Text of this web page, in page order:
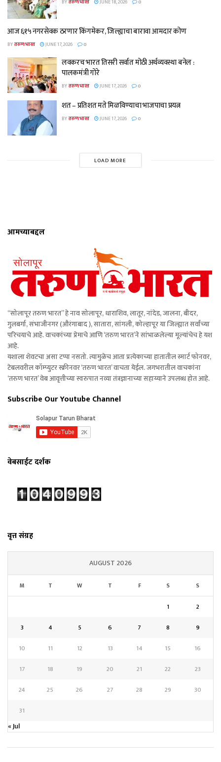
BYतरुण भारत JUNE 18, 2026 0
आज ६१५ नगरसेवक ठरणार किंगमेकर, जिल्ह्याचा बारावा आमदार कोण
BYतरुण भारत JUNE 17, 2026 0
लवकरच भारत तिसरी सर्वात मोठी अर्थव्यवस्था बनेल :
पालकमंत्री गोरे
BYतरुण भारत JUNE 17, 2026 0
शत – प्रतिशत मते मिळविण्याचा भाजपाचा प्रयत्न
BYतरुण भारत JUNE 17, 2026 0
LOAD MORE
आमच्याबद्दल
“सोलापूर तरुण भारत” हे नाव सोलापूर, धाराशिव, लातूर, नांदेड, जालना, बीदर,
गुलबर्गा, संभाजीनगर (औरंगाबाद ), सातारा, सांगली, कोल्हापूर या जिल्ह्यात सर्वांच्या
परिचयाचे आहे. वाचकांच्या प्रेमाचे आणि ‘तरुण भारत’ने सांभाळलेल्या मूल्यांचेच हे यश
आहे.
यशाला शेवटचा असा टप्पा नसतो. त्यामुळेच आता प्रत्येकाच्या हातातील स्मार्ट फोनवर,
टेबलवरील कॉम्प्युटर स्क्रीनवर ‘तरुण भारत’ वाचता येईल. जगभरातील वाचकांना
‘तरुण भारत’ वेब आवृत्तीच्या स्वरुपात नव्या तंत्रज्ञानाच्या सहाय्याने उपलब्ध होत आहे.
Subscribe Our Youtube Channel
वेबसाईट दर्शक
वृत्त संग्रह
AUGUST 2026
M T W T F S S
1
2
3
4 5 6 7 8
9
10
11 12 13 14 15
16
17
18 19 20 21 22
23
24
25 26 27 28 29
30
31
« Jul